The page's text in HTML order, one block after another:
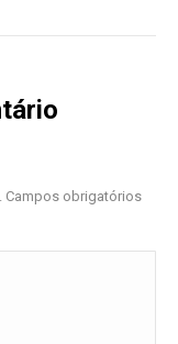
Campos obrigatórios